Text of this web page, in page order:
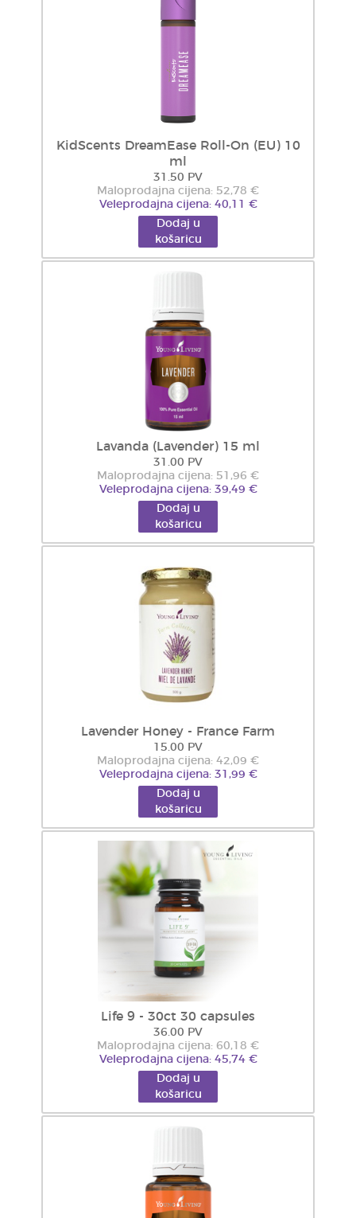
KidScents DreamEase Roll-On (EU) 10
ml
31.50 PV
Maloprodajna cijena: 52,78 €
Veleprodajna cijena: 40,11 €
Dodaj u
košaricu
Lavanda (Lavender) 15 ml
31.00 PV
Maloprodajna cijena: 51,96 €
Veleprodajna cijena: 39,49 €
Dodaj u
košaricu
Lavender Honey - France Farm
15.00 PV
Maloprodajna cijena: 42,09 €
Veleprodajna cijena: 31,99 €
Dodaj u
košaricu
Life 9 - 30ct 30 capsules
36.00 PV
Maloprodajna cijena: 60,18 €
Veleprodajna cijena: 45,74 €
Dodaj u
košaricu